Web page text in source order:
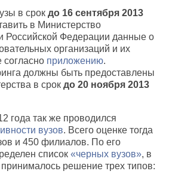
в срок до 16 сентября 2013
в Министерство
Российской Федерации данные о
организаций и их
приложению.
должны быть предоставлены
в срок до 20 ноября 2013
года так же проводился
вузов. Всего оценке тогда
и 450 филиалов. По его
список «черных вузов», в
решение трех типов: